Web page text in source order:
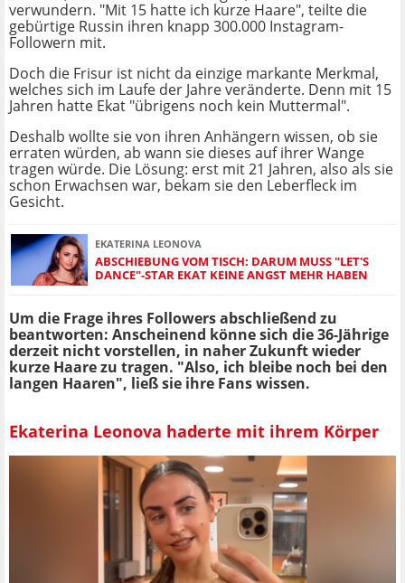
verwundern. "Mit 15 hatte ich kurze Haare", teilte die
gebürtige Russin ihren knapp 300.000 Instagram-
Followern mit.
Doch die Frisur ist nicht da einzige markante Merkmal,
welches sich im Laufe der Jahre veränderte. Denn mit 15
Jahren hatte Ekat "übrigens noch kein Muttermal".
Deshalb wollte sie von ihren Anhängern wissen, ob sie
erraten würden, ab wann sie dieses auf ihrer Wange
tragen würde. Die Lösung: erst mit 21 Jahren, also als sie
schon Erwachsen war, bekam sie den Leberfleck im
Gesicht.
EKATERINA LEONOVA
ABSCHIEBUNG VOM TISCH: DARUM MUSS "LET'S
DANCE"-STAR EKAT KEINE ANGST MEHR HABEN
Um die Frage ihres Followers abschließend zu
beantworten: Anscheinend könne sich die 36-Jährige
derzeit nicht vorstellen, in naher Zukunft wieder
kurze Haare zu tragen. "Also, ich bleibe noch bei den
langen Haaren", ließ sie ihre Fans wissen.
Ekaterina Leonova haderte mit ihrem Körper